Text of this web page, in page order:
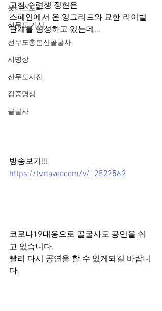
붓다스토리
선무도 기사
선무도총본산골굴사
시명상
선무도사진
집중명상
골굴사
고참 수련생 정현은
스페인에서 온 잉그리드와 묘한 라이벌
관계를 형성하고 있는데...
방송보기!!!
https://tv.naver.com/v/12522562
코로나19대응으로 골굴사도 공연을 쉬
고 있습니다.
빨리 다시 공연을 할 수 있게되길 바랍니
다.